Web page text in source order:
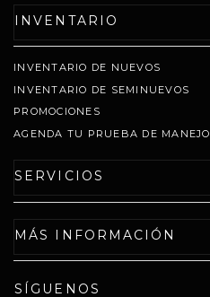
INVENTARIO
INVENTARIO DE NUEVOS
INVENTARIO DE SEMINUEVOS
PROMOCIONES
AGENDA TU PRUEBA DE MANEJO
SERVICIOS
MÁS INFORMACIÓN
SÍGUENOS